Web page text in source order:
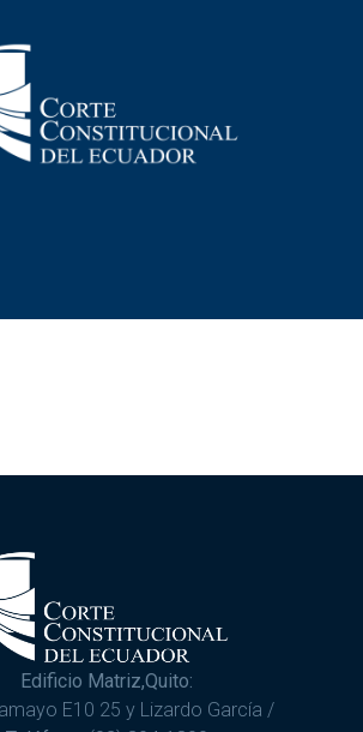
Edificio Matriz,Quito:
E10 25 y Lizardo García /